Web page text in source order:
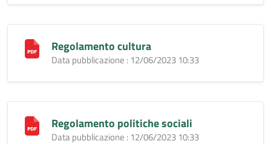
Regolamento cultura
Data pubblicazione : 12/06/2023 10:33
Regolamento politiche sociali
Data pubblicazione : 12/06/2023 10:33